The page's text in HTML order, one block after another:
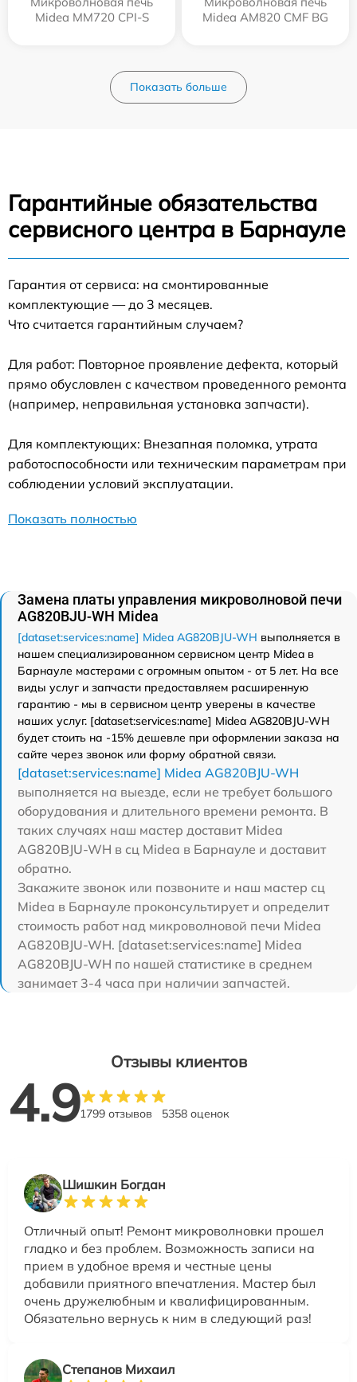
Midea MM720 CPI-S
Midea AM820 CMF BG
Показать больше
Гарантийные обязательства
сервисного центра в Барнауле
Гарантия от сервиса: на смонтированные
комплектующие — до 3 месяцев.
Что считается гарантийным случаем?
Для работ: Повторное проявление дефекта, который
прямо обусловлен с качеством проведенного ремонта
(например, неправильная установка запчасти).
Для комплектующих: Внезапная поломка, утрата
работоспособности или техническим параметрам при
соблюдении условий эксплуатации.
Показать полностью
Замена платы управления микроволновой печи
AG820BJU-WH Midea
[dataset:services:name] Midea AG820BJU-WH выполняется в
нашем специализированном сервисном центр Midea в
Барнауле мастерами с огромным опытом - от 5 лет. На все
виды услуг и запчасти предоставляем расширенную
гарантию - мы в сервисном центр уверены в качестве
наших услуг. [dataset:services:name] Midea AG820BJU-WH
будет стоить на -15% дешевле при оформлении заказа на
сайте через звонок или форму обратной связи.
[dataset:services:name] Midea AG820BJU-WH
выполняется на выезде, если не требует большого
оборудования и длительного времени ремонта. В
таких случаях наш мастер доставит Midea
AG820BJU-WH в сц Midea в Барнауле и доставит
обратно.
Закажите звонок или позвоните и наш мастер сц
Midea в Барнауле проконсультирует и определит
стоимость работ над микроволновой печи Midea
AG820BJU-WH. [dataset:services:name] Midea
AG820BJU-WH по нашей статистике в среднем
занимает 3-4 часа при наличии запчастей.
Отзывы клиентов
4.91799 отзывов 5358 оценок
Шишкин Богдан
Отличный опыт! Ремонт микроволновки прошел
гладко и без проблем. Возможность записи на
прием в удобное время и честные цены
добавили приятного впечатления. Мастер был
очень дружелюбным и квалифицированным.
Обязательно вернусь к ним в следующий раз!
Степанов Михаил